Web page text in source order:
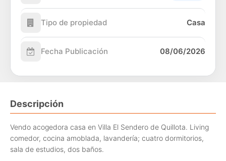
Tipo de propiedad Casa
Fecha Publicación 08/06/2026
Descripción
Vendo acogedora casa en Villa El Sendero de Quillota. Living
comedor, cocina amoblada, lavandería; cuatro dormitorios,
sala de estudios, dos baños.